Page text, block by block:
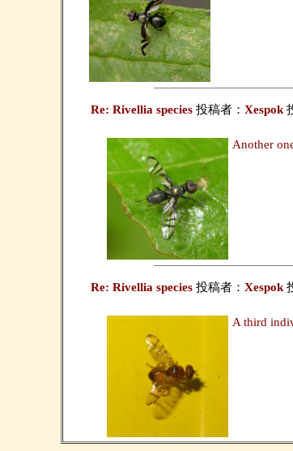
Re: Rivellia species投稿者： Xespok
Another
Re: Rivellia species投稿者： Xespok
A third